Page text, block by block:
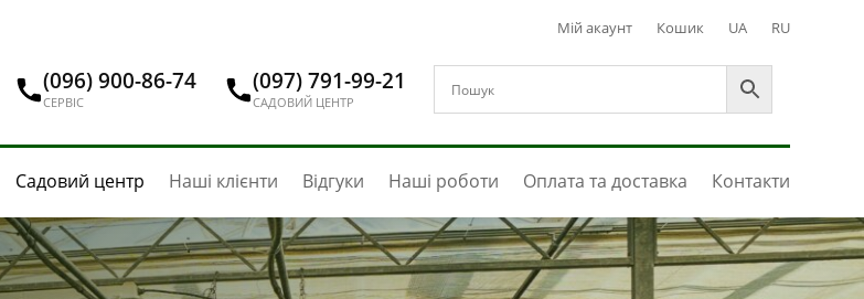
Мій акаунт Кошик UA RU
(096) 900-86-74
СЕРВІС
(097) 791-99-21
САДОВИЙ ЦЕНТР
Садовий центр Наші клієнти Відгуки Наші роботи Оплата та доставка Контакти